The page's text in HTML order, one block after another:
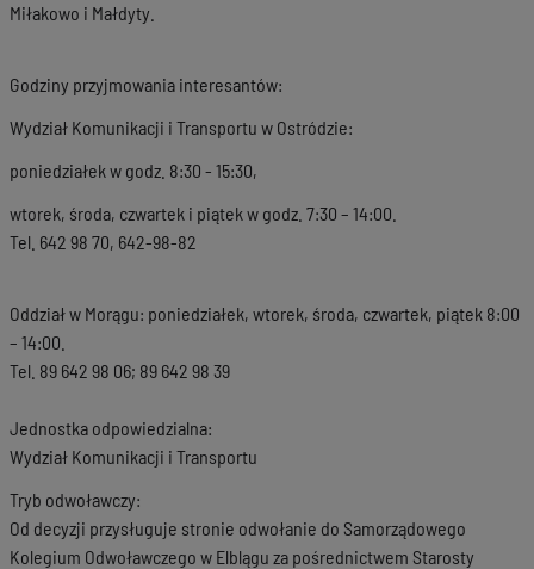
Miłakowo i Małdyty.
Godziny przyjmowania interesantów:
Wydział Komunikacji i Transportu w Ostródzie:
poniedziałek w godz. 8:30 - 15:30,
wtorek, środa, czwartek i piątek w godz. 7:30 – 14:00.
Tel. 642 98 70, 642-98-82
Oddział w Morągu: poniedziałek, wtorek, środa, czwartek, piątek 8:00
– 14:00.
Tel. 89 642 98 06; 89 642 98 39
Jednostka odpowiedzialna:
Wydział Komunikacji i Transportu
Tryb odwoławczy:
Od decyzji przysługuje stronie odwołanie do Samorządowego
Kolegium Odwoławczego w Elblągu za pośrednictwem Starosty